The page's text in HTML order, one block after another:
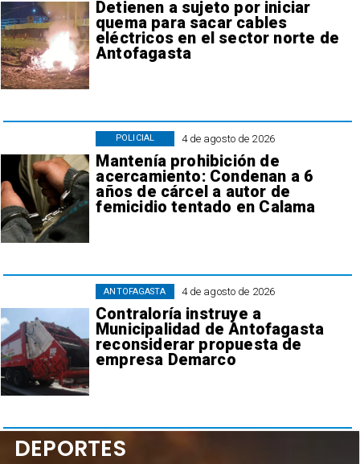
Detienen a sujeto por iniciar
quema para sacar cables
eléctricos en el sector norte de
Antofagasta
4 de agosto de 2026
Mantenía prohibición de
acercamiento: Condenan a 6
años de cárcel a autor de
femicidio tentado en Calama
POLICIAL
4 de agosto de 2026
Contraloría instruye a
Municipalidad de Antofagasta
reconsiderar propuesta de
empresa Demarco
ANTOFAGASTA
DEPORTES